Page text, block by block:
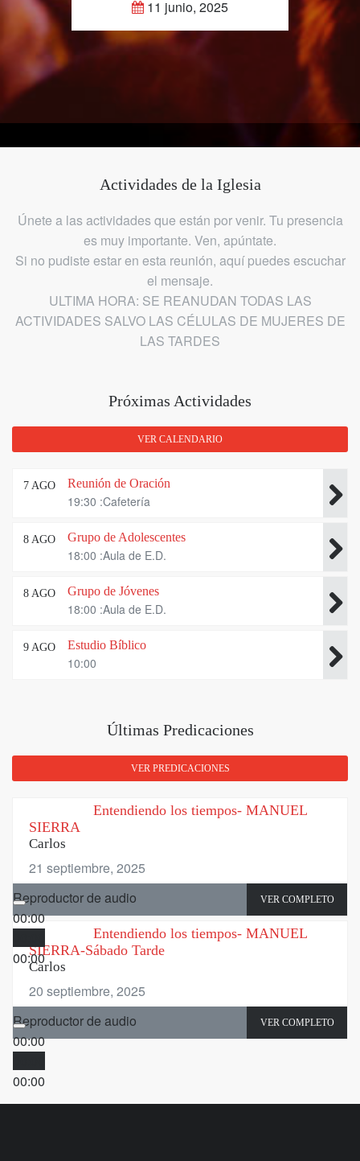
11 junio, 2025
Actividades de la Iglesia
Únete a las actividades que están por venir. Tu presencia
es muy importante. Ven, apúntate.
Si no pudiste estar en esta reunión, aquí puedes escuchar
el mensaje.
ULTIMA HORA: SE REANUDAN TODAS LAS
ACTIVIDADES SALVO LAS CÉLULAS DE MUJERES DE
LAS TARDES
Próximas Actividades
VER CALENDARIO
7 AGO Reunión de Oración
19:30 :Cafetería
8 AGO Grupo de Adolescentes
18:00 :Aula de E.D.
8 AGO Grupo de Jóvenes
18:00 :Aula de E.D.
9 AGO Estudio Bíblico
10:00
Últimas Predicaciones
VER PREDICACIONES
Entendiendo los tiempos- MANUEL
SIERRA
Carlos
21 septiembre, 2025
VER COMPLETO
Reproductor de audio
00:00
00:00
Entendiendo los tiempos- MANUEL
SIERRA-Sábado Tarde
Carlos
20 septiembre, 2025
VER COMPLETO
Reproductor de audio
00:00
00:00